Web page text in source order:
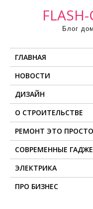
Блог
ГЛАВНАЯ
НОВОСТИ
ДИЗАЙН
О СТРОИТЕЛЬСТВЕ
РЕМОНТ ЭТО ПРОСТО
СОВРЕМЕННЫЕ
ЭЛЕКТРИКА
ПРО БИЗНЕС